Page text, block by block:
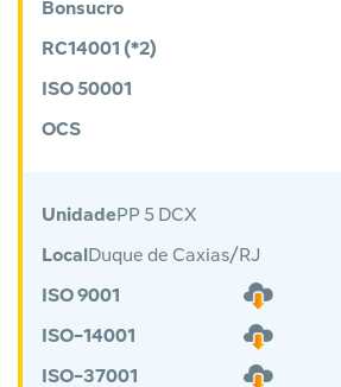
Bonsucro
RC14001 (*2)
ISO 50001
OCS
Unidade PP 5 DCX
Local Duque de Caxias/RJ
ISO 9001
ISO-14001
ISO-37001